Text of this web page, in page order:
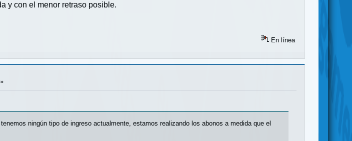
y con el menor retraso posible.
En línea
ningún tipo de ingreso actualmente, estamos realizando los abonos a medida que el